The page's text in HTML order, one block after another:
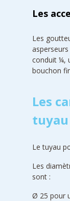
Les
Les
conduit ¼,
bouchon
Les
Le tuyau
Les
sont :
Ø 25 pour